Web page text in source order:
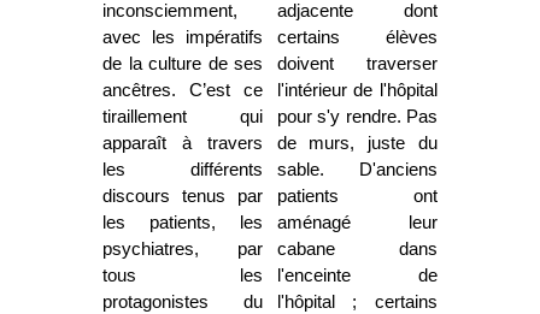
inconsciemment,
avec les impératifs
de la culture de ses
ancêtres. C’est ce
tiraillement qui
apparaît à travers
les différents
discours tenus par
les patients, les
psychiatres, par
tous les
protagonistes du
adjacente dont
certains élèves
doivent traverser
l'intérieur de l'hôpital
pour s'y rendre. Pas
de murs, juste du
sable. D'anciens
patients ont
aménagé leur
cabane dans
l'enceinte de
l'hôpital ; certains